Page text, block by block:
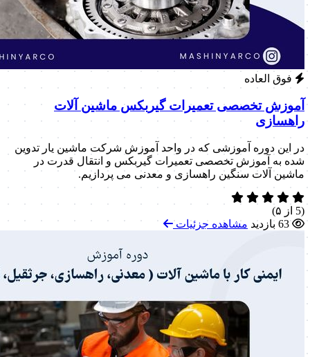
فوق العاده
آموزش تخصصی تعمیرات گیربکس ماشین آلات
راهسازی
در این دوره آموزشی که در واحد آموزش شرکت ماشین یار تدوین
شده به آموزش تخصصی تعمیرات گیربکس و انتقال قدرت در
ماشین آلات سنگین راهسازی و معدنی می پردازیم.
(5 از ۵)
63 بازدید
مشاهده جزئیات